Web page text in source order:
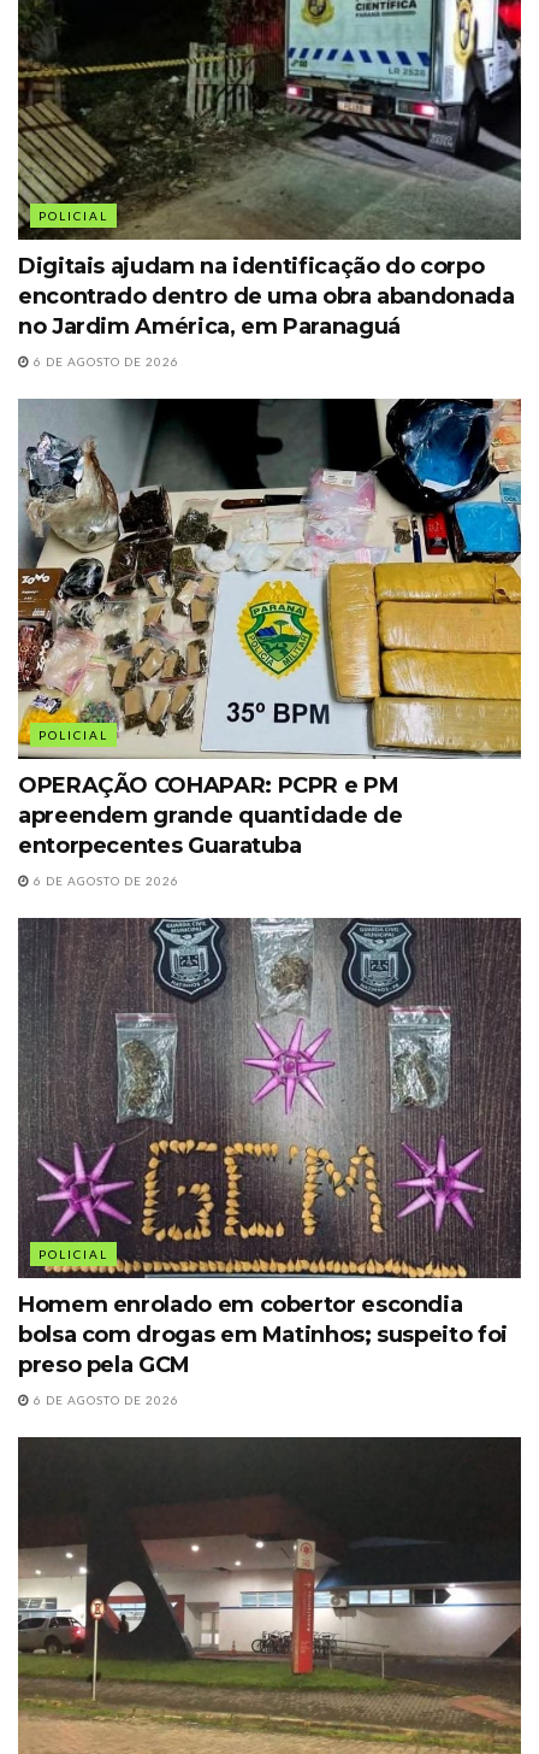
POLICIAL
Digitais ajudam na identificação do corpo
encontrado dentro de uma obra abandonada
no Jardim América, em Paranaguá
6 DE AGOSTO DE 2026
POLICIAL
OPERAÇÃO COHAPAR: PCPR e PM
apreendem grande quantidade de
entorpecentes Guaratuba
6 DE AGOSTO DE 2026
POLICIAL
Homem enrolado em cobertor escondia
bolsa com drogas em Matinhos; suspeito foi
preso pela GCM
6 DE AGOSTO DE 2026